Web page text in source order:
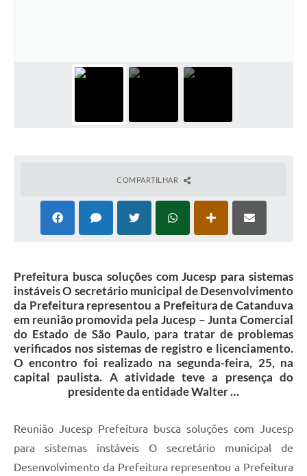
Contato
Editais
COMPARTILHAR
Prefeitura busca soluções com Jucesp para sistemas
instáveis O secretário municipal de Desenvolvimento
da Prefeitura representou a Prefeitura de Catanduva
em reunião promovida pela Jucesp – Junta Comercial
do Estado de São Paulo, para tratar de problemas
verificados nos sistemas de registro e licenciamento.
O encontro foi realizado na segunda-feira, 25, na
capital paulista. A atividade teve a presença do
presidente da entidade Walter …
Reunião Jucesp Prefeitura busca soluções com Jucesp
para sistemas instáveis O secretário municipal de
Desenvolvimento da Prefeitura representou a Prefeitura